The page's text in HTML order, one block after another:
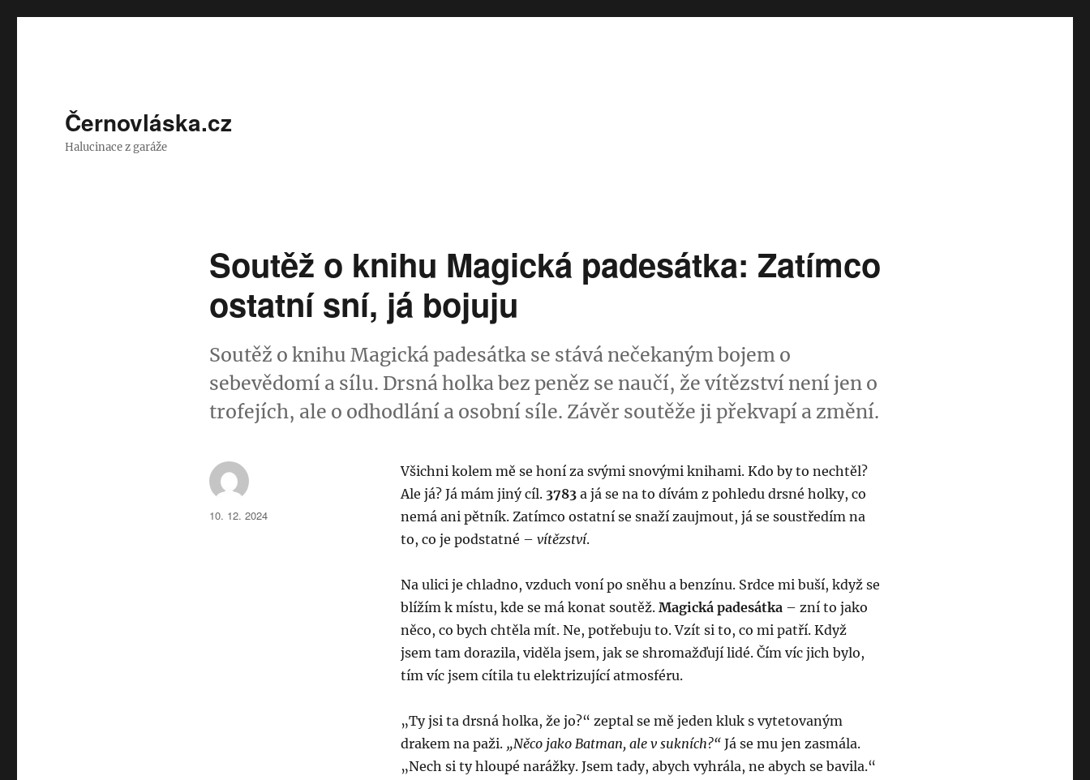
Černovláska.cz
Halucinace z garáže
Soutěž o knihu Magická padesátka: Zatímco
ostatní sní, já bojuju
Soutěž o knihu Magická padesátka se stává nečekaným bojem o
sebevědomí a sílu. Drsná holka bez peněz se naučí, že vítězství není jen o
trofejích, ale o odhodlání a osobní síle. Závěr soutěže ji překvapí a změní.
Všichni kolem mě se honí za svými snovými knihami. Kdo by to nechtěl?
Ale já? Já mám jiný cíl. 3783 a já se na to dívám z pohledu drsné holky, co
nemá ani pětník. Zatímco ostatní se snaží zaujmout, já se soustředím na
to, co je podstatné –vítězství.
Na ulici je chladno, vzduch voní po sněhu a benzínu. Srdce mi buší, když se
blížím k místu, kde se má konat soutěž.Magická padesátka – zní to jako
něco, co bych chtěla mít. Ne, potřebuju to. Vzít si to, co mi patří. Když
jsem tam dorazila, viděla jsem, jak se shromažďují lidé. Čím víc jich bylo,
tím víc jsem cítila tu elektrizující atmosféru.
„Ty jsi ta drsná holka, že jo?“ zeptal se mě jeden kluk s vytetovaným
drakem na paži. „Něco jako Batman, ale v sukních?“ Já se mu jen zasmála.
„Nech si ty hloupé narážky. Jsem tady, abych vyhrála, ne abych se bavila.“
Autor:
Publikováno:
10. 12. 2024